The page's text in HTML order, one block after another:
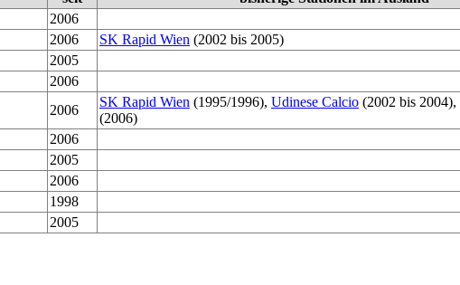
2006
2006 SK Rapid Wien (2002 bis 2005)
2005
2006
2006
SK Rapid Wien (1995/1996), Udinese Calcio (2002 bis 2004),
(2006)
2006
2005
2006
1998
2005